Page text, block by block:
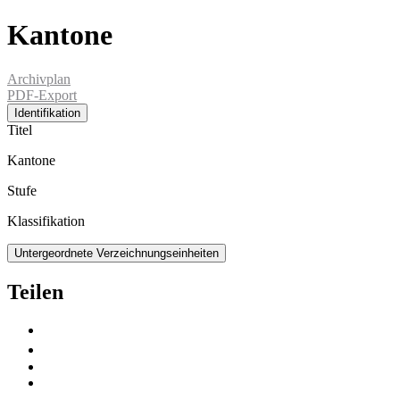
Kantone
Archivplan
PDF-Export
Identifikation
Titel
Kantone
Stufe
Klassifikation
Untergeordnete Verzeichnungseinheiten
Teilen